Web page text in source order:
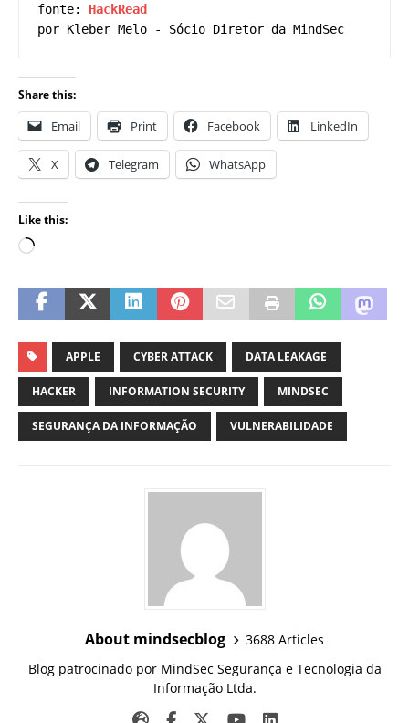
fonte: HackRead
por Kleber Melo - Sócio Diretor da MindSec
Share this:
Email Print Facebook LinkedIn
X Telegram WhatsApp
Like this:
APPLE CYBER ATTACK DATA LEAKAGE
HACKER INFORMATION SECURITY MINDSEC
SEGURANÇA DA INFORMAÇÃO VULNERABILIDADE
About mindsecblog
3688 Articles
Blog patrocinado por MindSec Segurança e Tecnologia da
Informação Ltda.